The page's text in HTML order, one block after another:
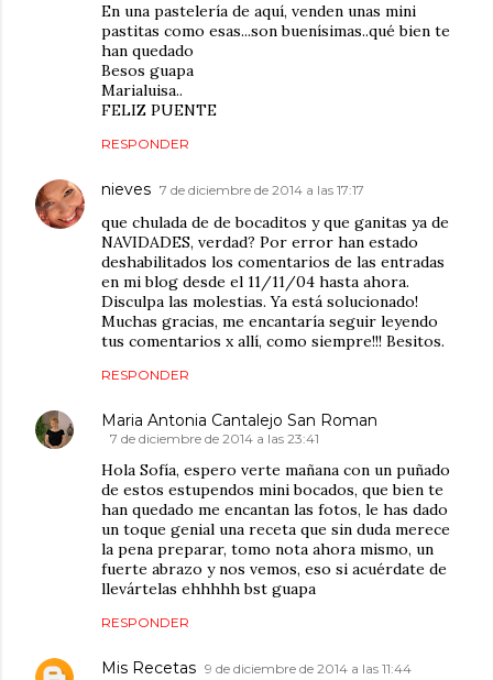
En una pastelería de aquí, venden unas mini
pastitas como esas...son buenísimas..qué bien te
han quedado
Besos guapa
Marialuisa..
FELIZ PUENTE
RESPONDER
nieves 7 de diciembre de 2014 a las 17:17
que chulada de de bocaditos y que ganitas ya de
NAVIDADES, verdad? Por error han estado
deshabilitados los comentarios de las entradas
en mi blog desde el 11/11/04 hasta ahora.
Disculpa las molestias. Ya está solucionado!
Muchas gracias, me encantaría seguir leyendo
tus comentarios x allí, como siempre!!! Besitos.
RESPONDER
Maria Antonia Cantalejo San Roman
7 de diciembre de 2014 a las 23:41
Hola Sofía, espero verte mañana con un puñado
de estos estupendos mini bocados, que bien te
han quedado me encantan las fotos, le has dado
un toque genial una receta que sin duda merece
la pena preparar, tomo nota ahora mismo, un
fuerte abrazo y nos vemos, eso si acuérdate de
llevártelas ehhhhh bst guapa
RESPONDER
Mis Recetas 9 de diciembre de 2014 a las 11:44